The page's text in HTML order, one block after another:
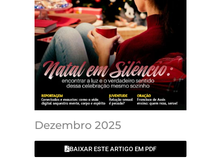
Dezembro 2025
BAIXAR ESTE ARTIGO EM PDF